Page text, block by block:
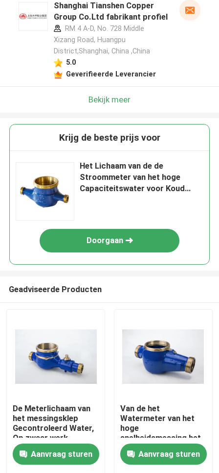
Huis
Shanghai Tianshen Copper
Group Co.Ltd fabrikant profiel
RM 4 A-D, No. 728 Middle
Xizang Road, Huangpu
District,Shanghai, China ,China
5.0
Geverifieerde Leverancier
Bekijk meer
Krijg de beste prijs voor
Het Lichaam van de de
Stroommeter van het hoge
Capaciteitswater voor Koud
Doorgaan
Geadviseerde Producten
De Meterlichaam van
het messingsklep
Gecontroleerd Water,
Op zwaar werk
berekend de
Meterlichaam van de
Waterstroom
Aanvraag sturen
Van de het
Watermeter van het
hoge
snelheidsmessing het
Lichaam DN15 - Multi
Straal het Watermeter
van DN50
Aanvraag sturen